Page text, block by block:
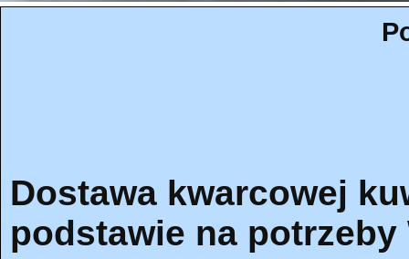
Dostawa kwarcowej
podstawie na potrzeby